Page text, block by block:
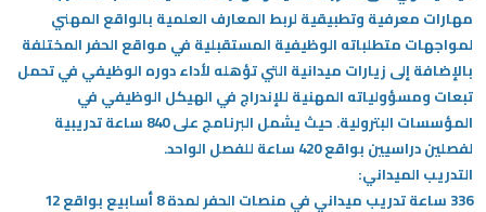
مهارات معرفية وتطبيقية لربط المعارف العلمية بالواقع المهني
لمواجهات متطلباته الوظيفية المستقبلية في مواقع الحفر المختلفة
بالإضافة إلى زيارات ميدانية التي تؤهله لأداء دوره الوظيفي في تحمل
تبعات ومسؤولياته المهنية للإندراج في الهيكل الوظيفي في
المؤسسات البترولية. حيث يشمل البرنامج على 840 ساعة تدريبية
لفصلين دراسيين بواقع 420 ساعة للفصل الواحد.
التدريب الميداني:
336 ساعة تدريب ميداني في منصات الحفر لمدة 8 أسابيع بواقع 12